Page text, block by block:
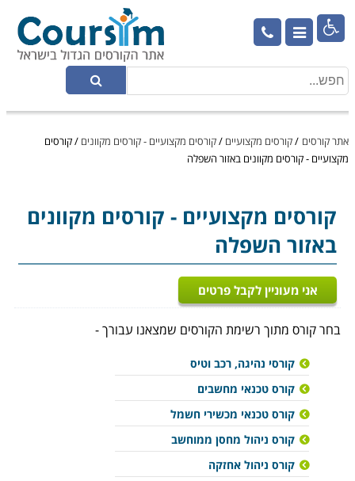

אתר קורסים /קורסים מקצועיים /קורסים מקצועיים - קורסים מקוונים /קורסים
מקצועיים - קורסים מקוונים באזור השפלה
קורסים מקצועיים - קורסים מקוונים
באזור השפלה
אני מעוניין לקבל פרטים
בחר קורס מתוך רשימת הקורסים שמצאנו עבורך -
קורסי נהיגה, רכב וטיס
קורס טכנאי מחשבים
קורס טכנאי מכשירי חשמל
קורס ניהול מחסן ממוחשב
קורס ניהול אחזקה